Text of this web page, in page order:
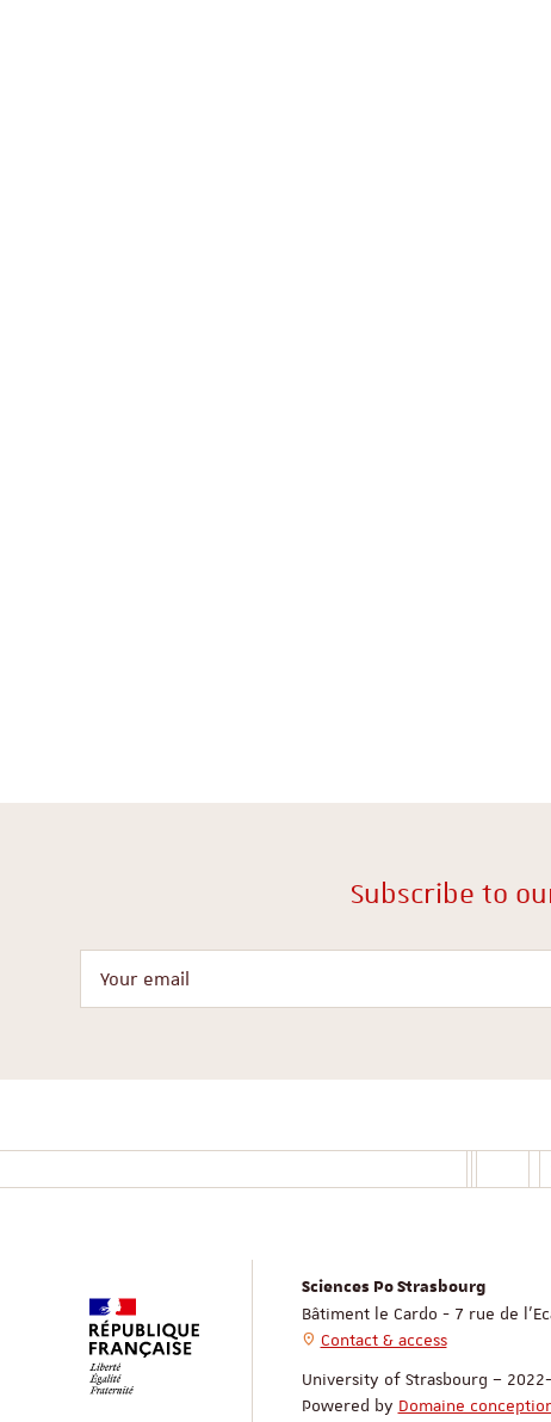
Subscribe to
Sciences Po Strasbourg
Bâtiment le Cardo - 7 rue de
Contact & access
University of Strasbourg –
Powered by Domaine